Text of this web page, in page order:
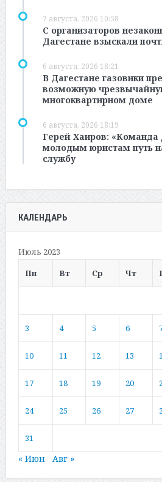
7 августа, 2026 10:58
С организаторов
Дагестане взыскали
6 августа, 2026 18:21
В Дагестане газовики
возможную
многоквартирном доме
6 августа, 2026 18:19
Герей Хаиров: «Команда
молодым юристам путь
службу
КАЛЕНДАРЬ
Июль 2023
Пн
Вт Ср Чт
3 4 5 6
10 11 12 13
17 18 19 20
24 25 26 27
31
« Июн Авг »